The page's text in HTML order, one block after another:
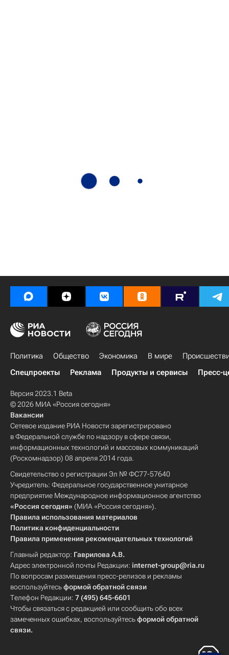
Политика Общество Экономика В мире
Спецпроекты
Реклама Продукты и сервисы Пресс-
Версия 2023.1 Beta
© 2026 МИА «Россия сегодня»
Вакансии
Сетевое издание РИА Новости зарегистрировано
в Федеральной службе по надзору в сфере связи,
информационных технологий и массовых коммуникаций
(Роскомнадзор) 08 апреля 2014 года.
Свидетельство о регистрации Эл № ФС77-57640
Учредитель: Федеральное государственное унитарное
предприятие Международное информационное агентство
«Россия сегодня» (МИА «Россия сегодня»).
Правила использования материалов
Политика конфиденциальности
Правила применения рекомендательных технологий
Главный редактор: Гаврилова А.В.
Адрес электронной почты Редакции: internet-group@ria.ru
По вопросам размещения пресс-релизов и рекламы
воспользуйтесьформой обратной связи
Телефон Редакции: 7 (495) 645-6601
Чтобы связаться с редакцией или сообщить обо всех
замеченных ошибках, воспользуйтесьформой обратной
связи.